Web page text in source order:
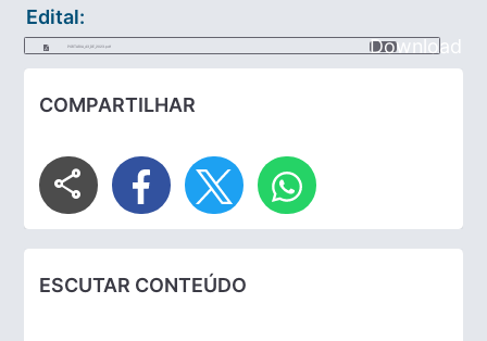
Edital:
PORTARIA_43_DE_2023.pdf Download
COMPARTILHAR
share
ESCUTAR CONTEÚDO